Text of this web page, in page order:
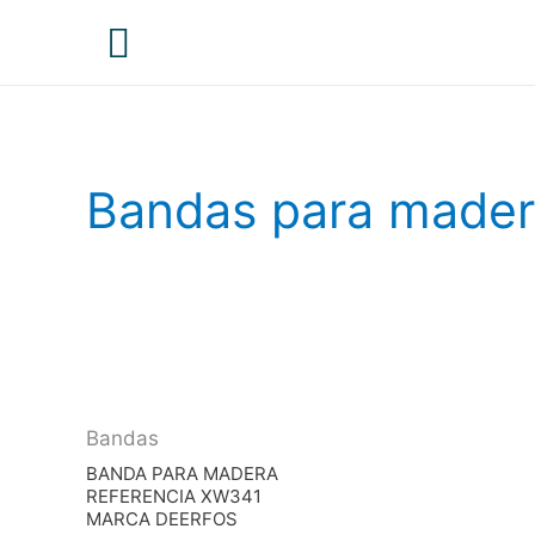
Menú
Bandas para
Bandas
BANDA PARA MADERA
REFERENCIA XW341
MARCA DEERFOS